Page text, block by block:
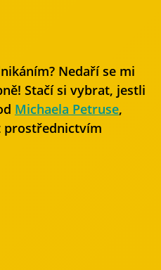
Nedaří se mi
Stačí si vybrat, jestli
Michaela Petruse,
prostřednictvím